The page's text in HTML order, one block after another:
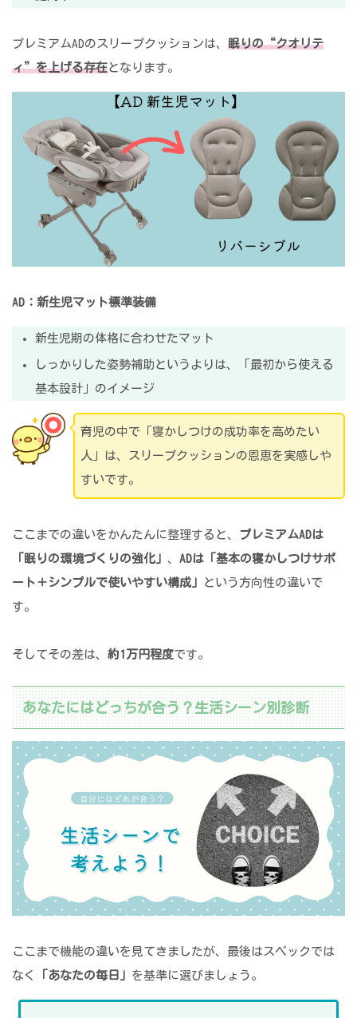
プレミアムADのスリープクッションは、 眠りの“クオリテ
ィ”を上げる存在となります。
AD：新生児マット標準装備
新生児期の体格に合わせたマット
しっかりした姿勢補助というよりは、「最初から使える
基本設計」のイメージ
育児の中で「寝かしつけの成功率を高めたい
人」は、スリープクッションの恩恵を実感しや
すいです。
ここまでの違いをかんたんに整理すると、 プレミアムADは
「眠りの環境づくりの強化」 、 ADは「基本の寝かしつけサポ
ート＋シンプルで使いやすい構成」
という方向性の違いで
す。
そしてその差は、 約1万円程度です。
あなたにはどっちが合う？生活シーン別診断
ここまで機能の違いを見てきましたが、最後はスペックでは
なく
「あなたの毎日」 を基準に選びましょう。